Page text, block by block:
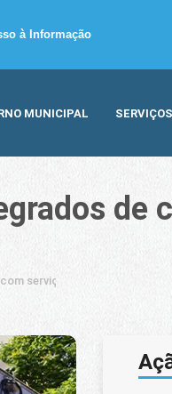
à Informação
MUNICIPAL SERVIÇOS
de
serviços integrados de